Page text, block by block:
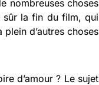
nombreuses choses
sûr la fin du film, qui
d’autres choses
d’amour ? Le sujet